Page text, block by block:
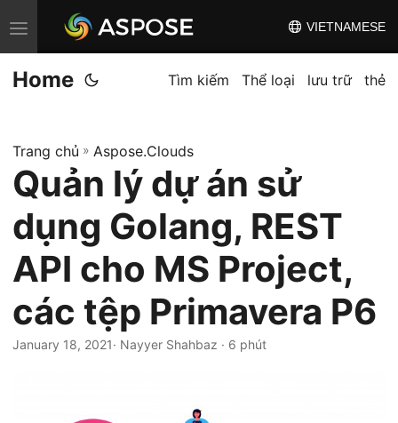
C
h
u
n
đ
i
đ
i
ề
u
h
VIETNAMESE
Home Tìm kiếm Thể loại lưu trữ thẻ
Trang chủ » Aspose.Clouds
Quản lý dự án sử
dụng Golang, REST
API cho MS Project,
các tệp Primavera P6
January 18, 2021· Nayyer Shahbaz · 6 phút